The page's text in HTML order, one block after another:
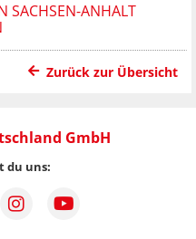
SACHSEN-ANHALT
Zurück zur Übersicht
GmbH
du uns: